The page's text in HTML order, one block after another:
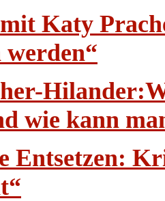
Katy
werden“
wie kann
Entsetzen: